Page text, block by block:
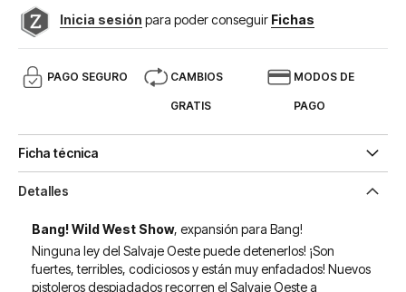
Inicia sesión para poder conseguir Fichas
PAGO SEGURO CAMBIOS
GRATIS
MODOS DE
PAGO
Ficha técnica
Detalles
Bang! Wild West Show, expansión para Bang!
Ninguna ley del Salvaje Oeste puede detenerlos! ¡Son
fuertes, terribles, codiciosos y están muy enfadados! Nuevos
pistoleros despiadados recorren el Salvaje Oeste a